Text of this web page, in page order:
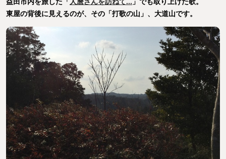
東屋の背後に見えるのが、その「打歌の山」、大道山です。